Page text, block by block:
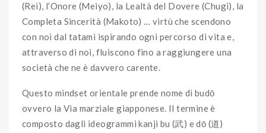
(Rei), l’Onore (Meiyo), la Lealtà del Dovere (Chugi), la
Completa Sincerità (Makoto) … virtù che scendono
con noi dal tatami ispirando ogni percorso di vita e,
attraverso di noi, fluiscono fino a raggiungere una
società che ne è davvero carente.
Questo mindset orientale prende nome di budō
ovvero la Via marziale giapponese. Il termine è
composto dagli ideogrammi kanji bu (武) e dō (道)